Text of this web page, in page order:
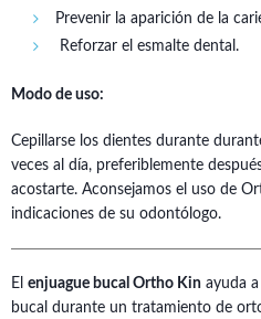
Prevenir la aparición de la
Reforzar el esmalte dental.
Modo de uso:
Cepillarse los dientes durante
veces al día, preferiblemente
acostarte. Aconsejamos el uso de
indicaciones de su odontólogo.
El enjuague bucal Ortho Kin ayuda
bucal durante un tratamiento de